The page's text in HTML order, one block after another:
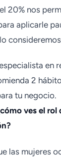
20% nos
aplicarle
en
2
tu negocio.
ves el rol
las mujeres